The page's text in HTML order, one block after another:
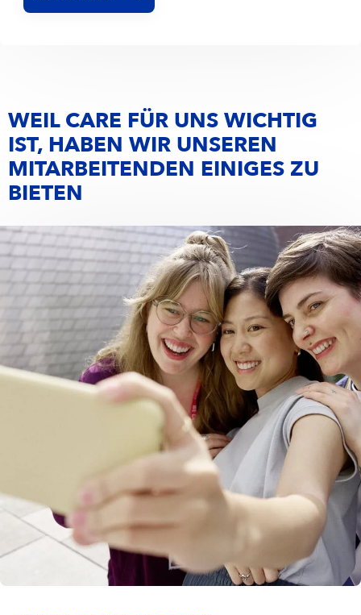
WEIL CARE FÜR UNS WICHTIG
IST, HABEN WIR UNSEREN
MITARBEITENDEN EINIGES ZU
BIETEN